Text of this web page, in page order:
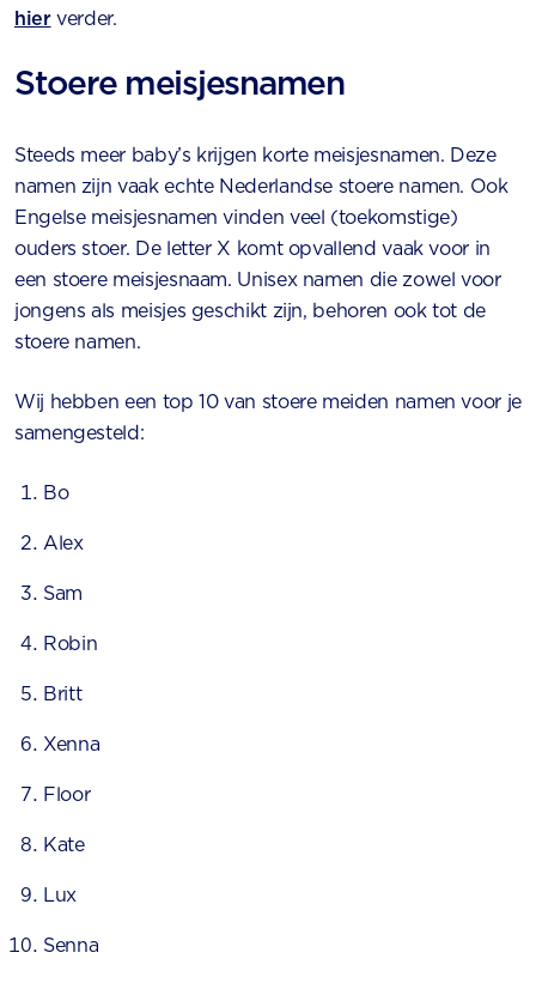
hierverder.
Stoere meisjesnamen
Steeds meer baby’s krijgen korte meisjesnamen. Deze
namen zijn vaak echte Nederlandse stoere namen. Ook
Engelse meisjesnamen vinden veel (toekomstige)
ouders stoer. De letter X komt opvallend vaak voor in
een stoere meisjesnaam. Unisex namen die zowel voor
jongens als meisjes geschikt zijn, behoren ook tot de
stoere namen.
Wij hebben een top 10 van stoere meiden namen voor je
samengesteld:
Bo
Alex
Sam
Robin
Britt
Xenna
Floor
Kate
Lux
Senna